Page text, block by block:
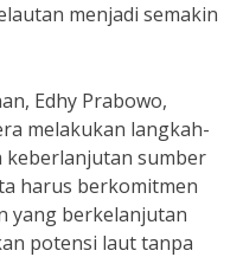
menjadi semakin
Edhy Prabowo,
melakukan langkah-
keberlanjutan sumber
harus berkomitmen
yang berkelanjutan
potensi laut tanpa